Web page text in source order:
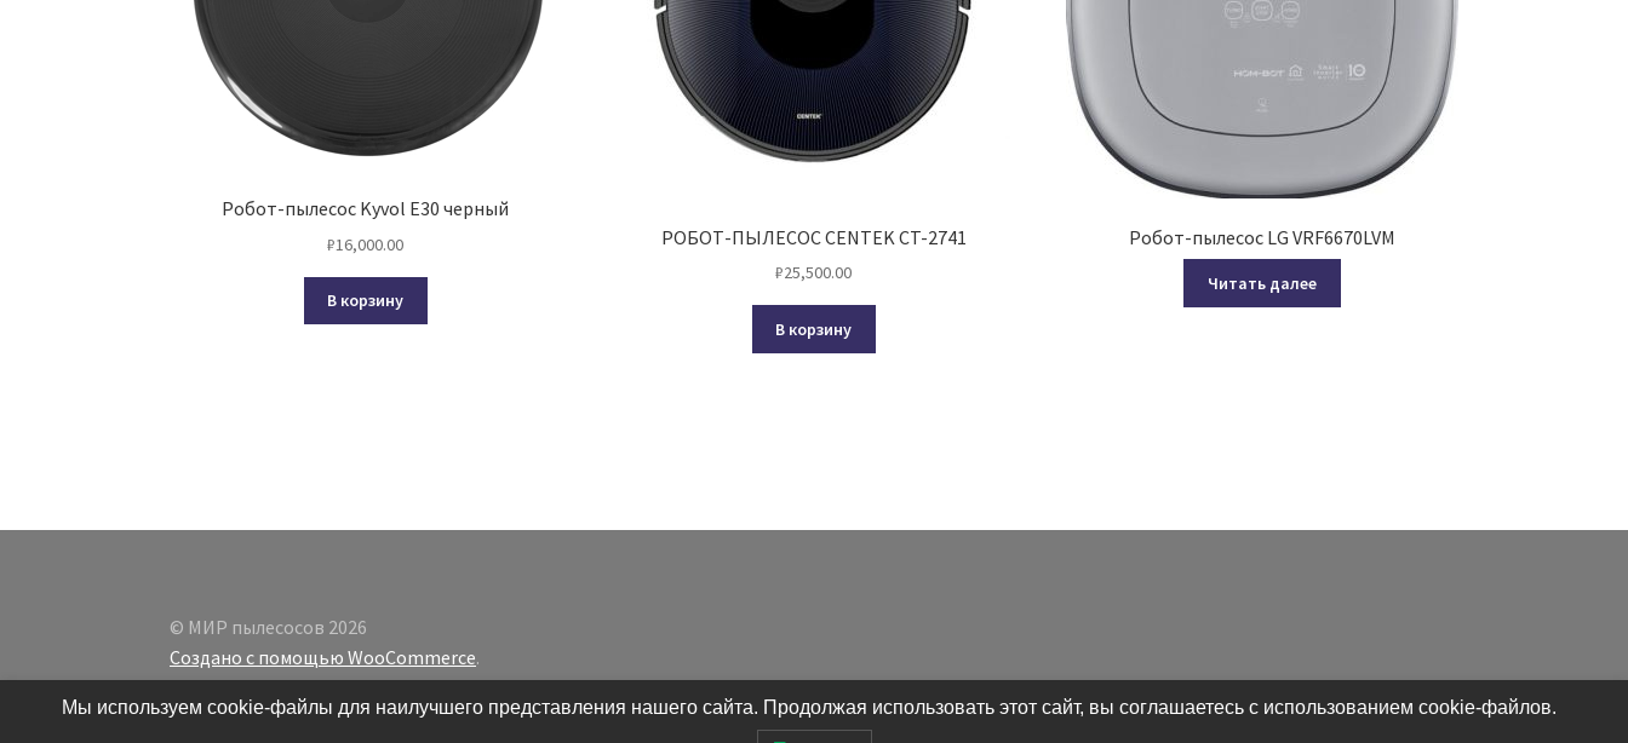
Робот-пылесос Kyvol E30 черный
₽16,000.00
В корзину
РОБОТ-ПЫЛЕСОС CENTEK CT-2741
₽25,500.00
В корзину
Робот-пылесос LG VRF6670LVM
Читать далее
© МИР пылесосов 2026
Создано с помощью WooCommerce.
Мы используем cookie-файлы для наилучшего представления нашего сайта. Продолжая использовать этот сайт, вы соглашаетесь с использованием cookie-файлов.